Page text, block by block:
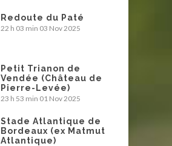
Redoute du Paté
22 h 03 min 03 Nov 2025
Petit Trianon de
Vendée (Château de
Pierre-Levée)
23 h 53 min 01 Nov 2025
Stade Atlantique de
Bordeaux (ex Matmut
Atlantique)